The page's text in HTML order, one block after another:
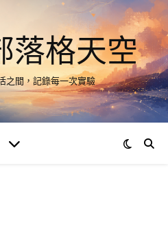
落格天空
之間，記錄每一次實驗